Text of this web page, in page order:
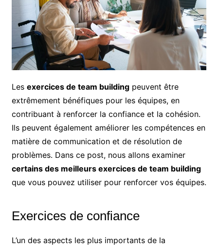
Les exercices de team buildingpeuvent être
extrêmement bénéfiques pour les équipes, en
contribuant à renforcer la confiance et la cohésion.
Ils peuvent également améliorer les compétences en
matière de communication et de résolution de
problèmes. Dans ce post, nous allons examiner
certains des meilleurs exercices de team building
que vous pouvez utiliser pour renforcer vos équipes.
Exercices de confiance
L’un des aspects les plus importants de la